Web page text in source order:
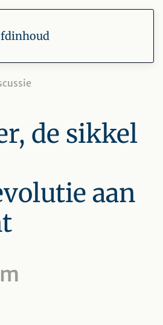
de sikkel
aan